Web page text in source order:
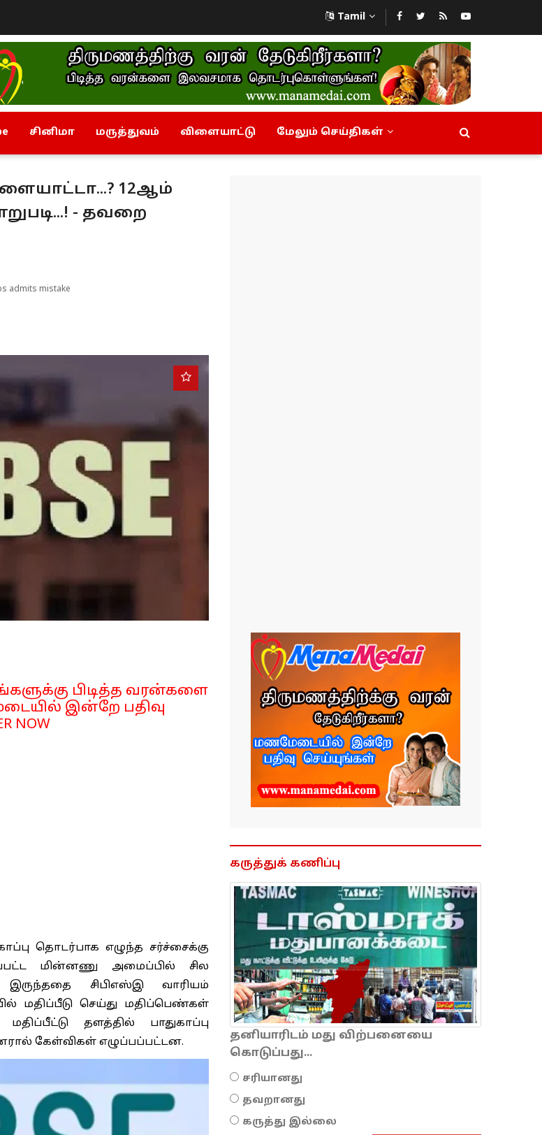
Tamil
சினிமா மருத்துவம் விளையாட்டு மேலும் செய்திகள்
12ஆம்
- தவறை
admits mistake
பிடித்த வரன்களை
இன்றே பதிவு
NOW
தொடர்பாக எழுந்த சர்ச்சைக்கு
மின்னணு அமைப்பில் சில
இருந்ததை சிபிஎஸ்இ வாரியம்
மதிப்பீடு செய்து மதிப்பெண்கள்
தளத்தில் பாதுகாப்பு
கேள்விகள் எழுப்பப்பட்டன.
கருத்துக் கணிப்பு
தனியாரிடம் மது விற்பனையை
கொடுப்பது...
சரியானது
தவறானது
கருத்து இல்லை